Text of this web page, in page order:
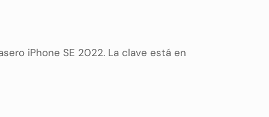
iPhone SE 2022. La clave está en